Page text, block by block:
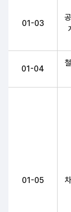
01-03
01-04
01-05